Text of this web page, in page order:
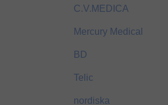
C.V.MEDICA
Mercury Medical
BD
Telic
nordiska